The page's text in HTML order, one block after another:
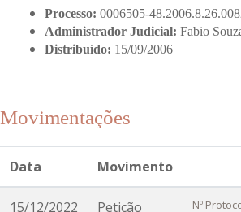
Processo: 0006505-
Administrador Judicial: Fabio
Distribuído: 15/09/2006
Movimentações
Data Movimento
15/12/2022
Petição
Nº